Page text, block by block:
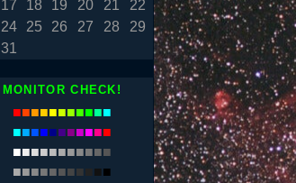
17 18 19 20 21
22
24 25 26 27 28
29
31
MONITOR CHECK!
■■■■■■■■■■■
■■■■■■■■■■■
■■■■■■■■■■■
■■■■■■■■ ■■